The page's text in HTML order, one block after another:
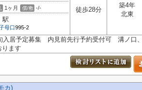
1ヶ月 償/敷 -/-
駅
母口 995-2
徒歩28分
築4年
北東
入居予定募集 内見前先行予約受付可 溝ノ口
ります
カ)